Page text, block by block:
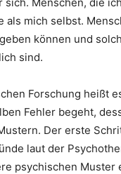
als mich selbst.
können und
sind.
Forschung heißt
Fehler begeht,
Der erste
laut der
psychischen Muster